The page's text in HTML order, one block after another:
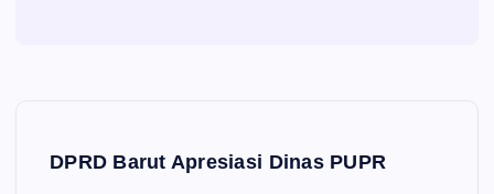
DPRD Barut Apresiasi Dinas PUPR